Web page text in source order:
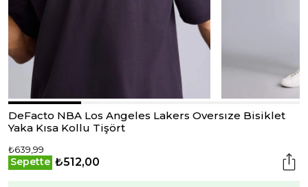
DeFacto NBA Los Angeles Lakers Oversıze Bisiklet
Yaka Kısa Kollu Tişört
₺639,99
Sepette ₺512,00